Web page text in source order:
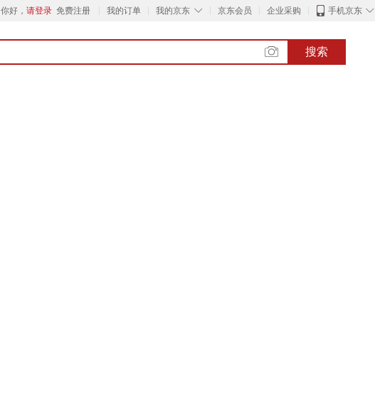
你好， 请登录 免费注册 我的订单 ◇
我的京东 京东会员 企业采购 ◇
手机京东
搜索